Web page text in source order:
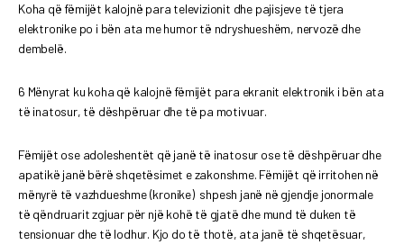
Koha që fëmijët kalojnë para televizionit dhe pajisjeve të tjera
elektronike po i bën ata me humor të ndryshueshëm, nervozë dhe
dembelë.
6 Mënyrat ku koha që kalojnë fëmijët para ekranit elektronik i bën ata
të inatosur, të dëshpëruar dhe të pa motivuar.
Fëmijët ose adoleshentët që janë të inatosur ose të dëshpëruar dhe
apatikë janë bërë shqetësimet e zakonshme. Fëmijët që irritohen në
mënyrë të vazhdueshme (kronike) shpesh janë në gjendje jonormale
të qëndruarit zgjuar për një kohë të gjatë dhe mund të duken të
tensionuar dhe të lodhur. Kjo do të thotë, ata janë të shqetësuar,